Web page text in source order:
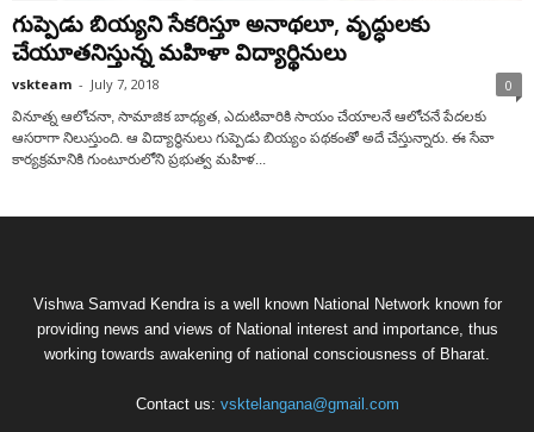
గుప్పెడు బియ్యని సేకరిస్తూ అనాథలూ, వృద్ధులకు
చేయూతనిస్తున్న మహిళా విద్యార్థినులు
vskteam - July 7, 2018 0
వినూత్న ఆలోచనా, సామాజిక బాధ్యత, ఎదుటివారికి సాయం చేయాలనే ఆలోచనే పేదలకు
ఆసరాగా నిలుస్తుంది. ఆ విద్యార్థినులు గుప్పెడు బియ్యం పథకంతో అదే చేస్తున్నారు. ఈ సేవా
కార్యక్రమానికి గుంటూరులోని ప్రభుత్వ మహిళ...
Vishwa Samvad Kendra is a well known National Network known for
providing news and views of National interest and importance, thus
working towards awakening of national consciousness of Bharat.
Contact us: vsktelangana@gmail.com